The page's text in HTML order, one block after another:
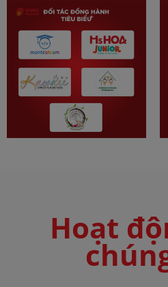
Hoạt